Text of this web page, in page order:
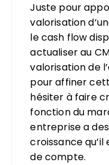
Juste pour
valorisation
le cash flow
actualiser au
valorisation de
pour affiner
hésiter à faire
fonction du
entreprise a
croissance
de compte.